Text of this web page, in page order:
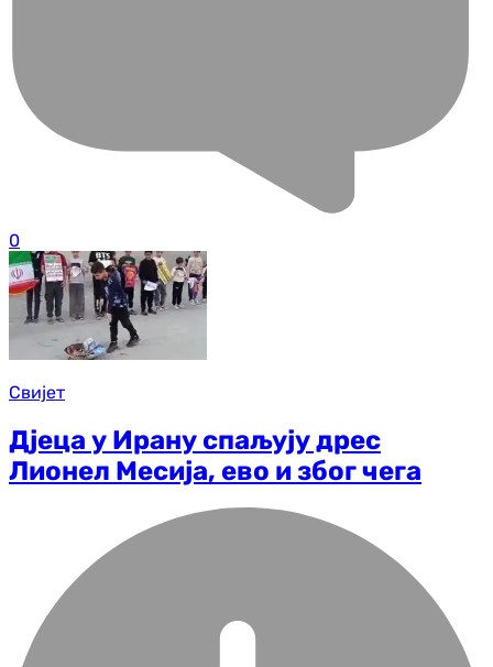
0
Свијет
Дјеца у Ирану спаљују дрес
Лионел Месија, ево и због чега